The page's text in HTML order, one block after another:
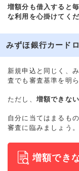
増額分も借入すると
な利用を心掛けてくだ
みずほ銀行カード
新規申込と同じく、
査でも審査基準を明
ただし、 増額できな
自分に当てはまるも
審査に臨みましょう。
増額でき